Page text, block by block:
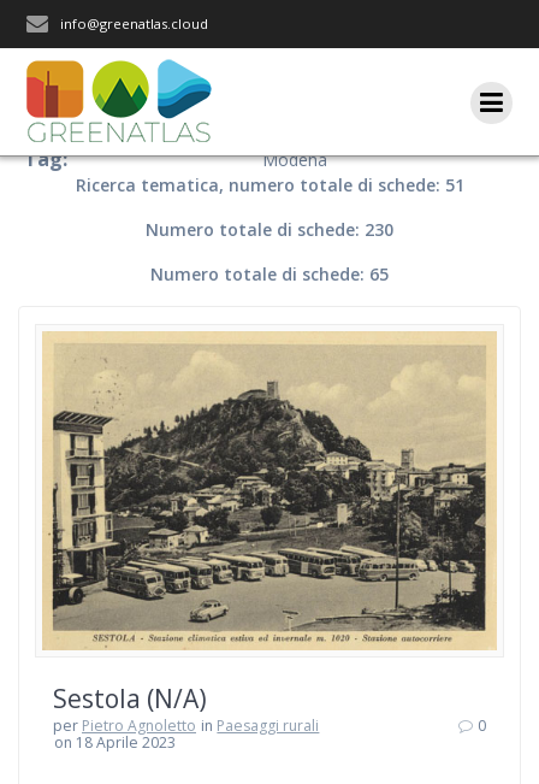
info@greenatlas.cloud
Tag:
Modena
Ricerca tematica, numero totale di schede: 51
Numero totale di schede: 230
Numero totale di schede: 65
Sestola (N/A)
per Pietro Agnoletto in Paesaggi rurali
on 18 Aprile 2023
0